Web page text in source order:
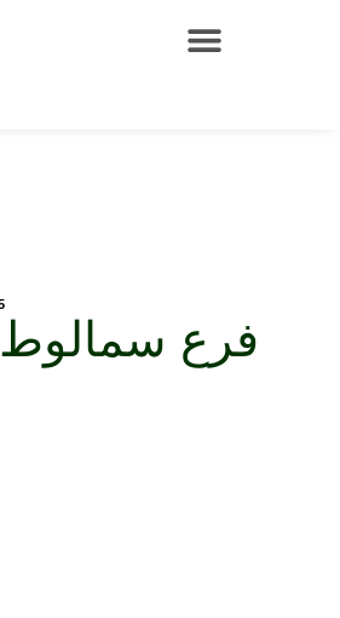
فرع سمالوط